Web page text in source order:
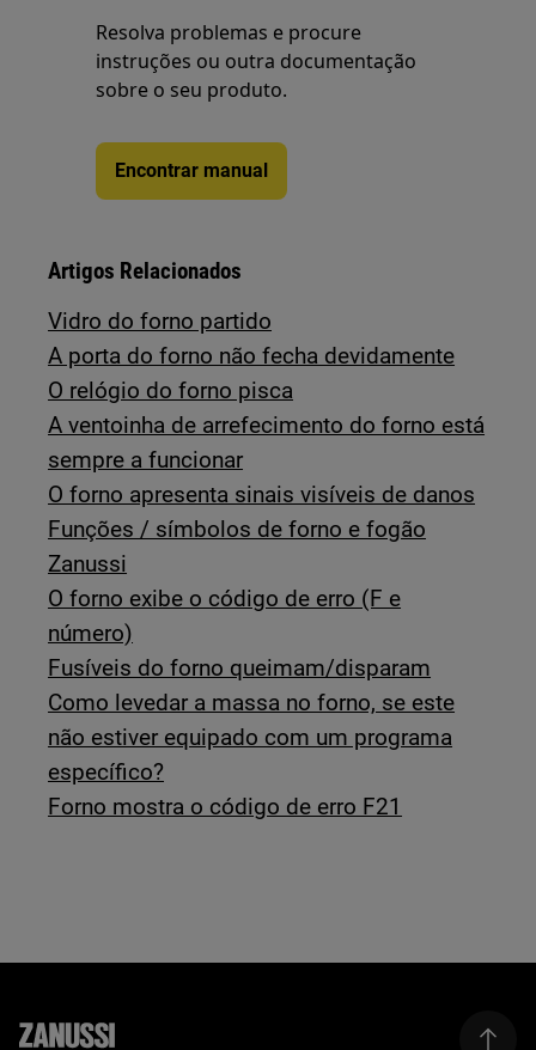
Resolva problemas e procure
instruções ou outra documentação
sobre o seu produto.
Encontrar manual
Artigos Relacionados
Vidro do forno partido
A porta do forno não fecha devidamente
O relógio do forno pisca
A ventoinha de arrefecimento do forno está
sempre a funcionar
O forno apresenta sinais visíveis de danos
Funções / símbolos de forno e fogão
Zanussi
O forno exibe o código de erro (F e
número)
Fusíveis do forno queimam/disparam
Como levedar a massa no forno, se este
não estiver equipado com um programa
específico?
Forno mostra o código de erro F21